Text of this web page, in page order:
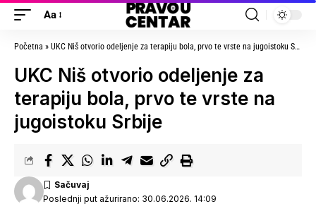
Aa
Početna » UKC Niš otvorio odeljenje za terapiju bola, prvo te vrste na jugoistoku Srbije
UKC Niš otvorio odeljenje za
terapiju bola, prvo te vrste na
jugoistoku Srbije
Poslednji put ažurirano: 30.06.2026. 14:09